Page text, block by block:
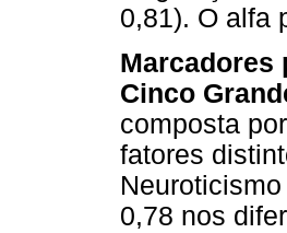
0,81). O alfa
Marcadores
Cinco
composta
fatores
0,78 nos